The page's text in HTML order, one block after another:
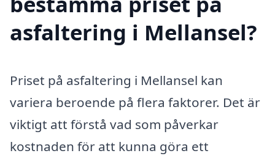
asfaltering i Mellansel?
Priset på asfaltering i Mellansel kan
variera beroende på flera faktorer. Det är
viktigt att förstå vad som påverkar
kostnaden för att kunna göra ett